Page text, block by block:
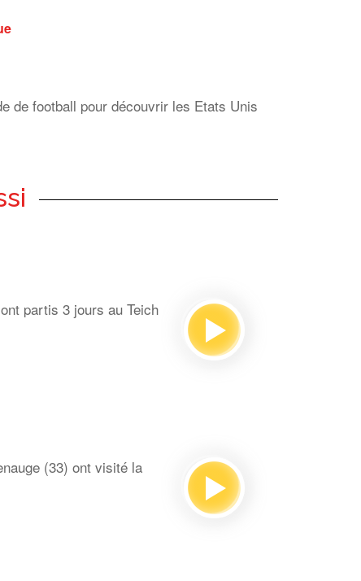
de football pour découvrir les Etats Unis
partis 3 jours au Teich
(33) ont visité la